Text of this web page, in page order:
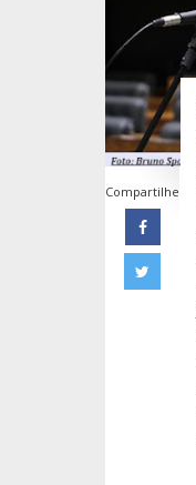
Compartilhe